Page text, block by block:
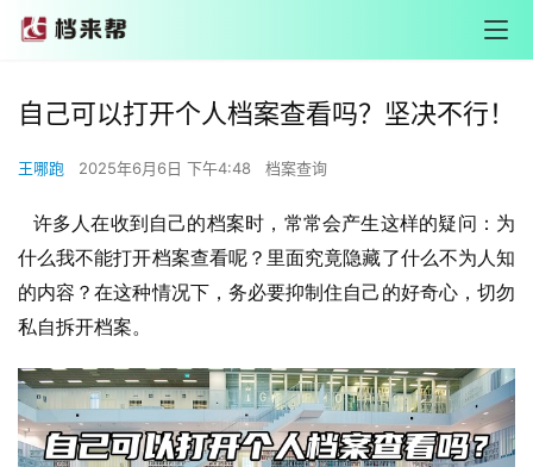
自己可以打开个人档案查看吗？坚决不行！
王哪跑 2025年6月6日 下午4:48 档案查询
许多人在收到自己的档案时，常常会产生这样的疑问：为
什么我不能打开档案查看呢？里面究竟隐藏了什么不为人知
的内容？在这种情况下，务必要抑制住自己的好奇心，切勿
私自拆开档案。